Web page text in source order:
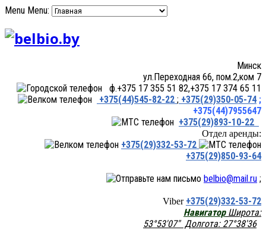
Menu Menu:
Минск
ул.Переходная 66, пом.2,ком 7
ф.+375 17 355 51 82,+375 17 374 65 11
+375(44)545-82-22 ; +375(29)350-05-74 ;
+375(44)7955647
+375(29)893-10-22
Отдел аренды:
+375(29)332-53-72
+375(29)850-93-64
belbio@mail.ru ;
Viber +375(29)332-53-72
НавигаторШирота:
53°53'07" Долгота: 27°38'36